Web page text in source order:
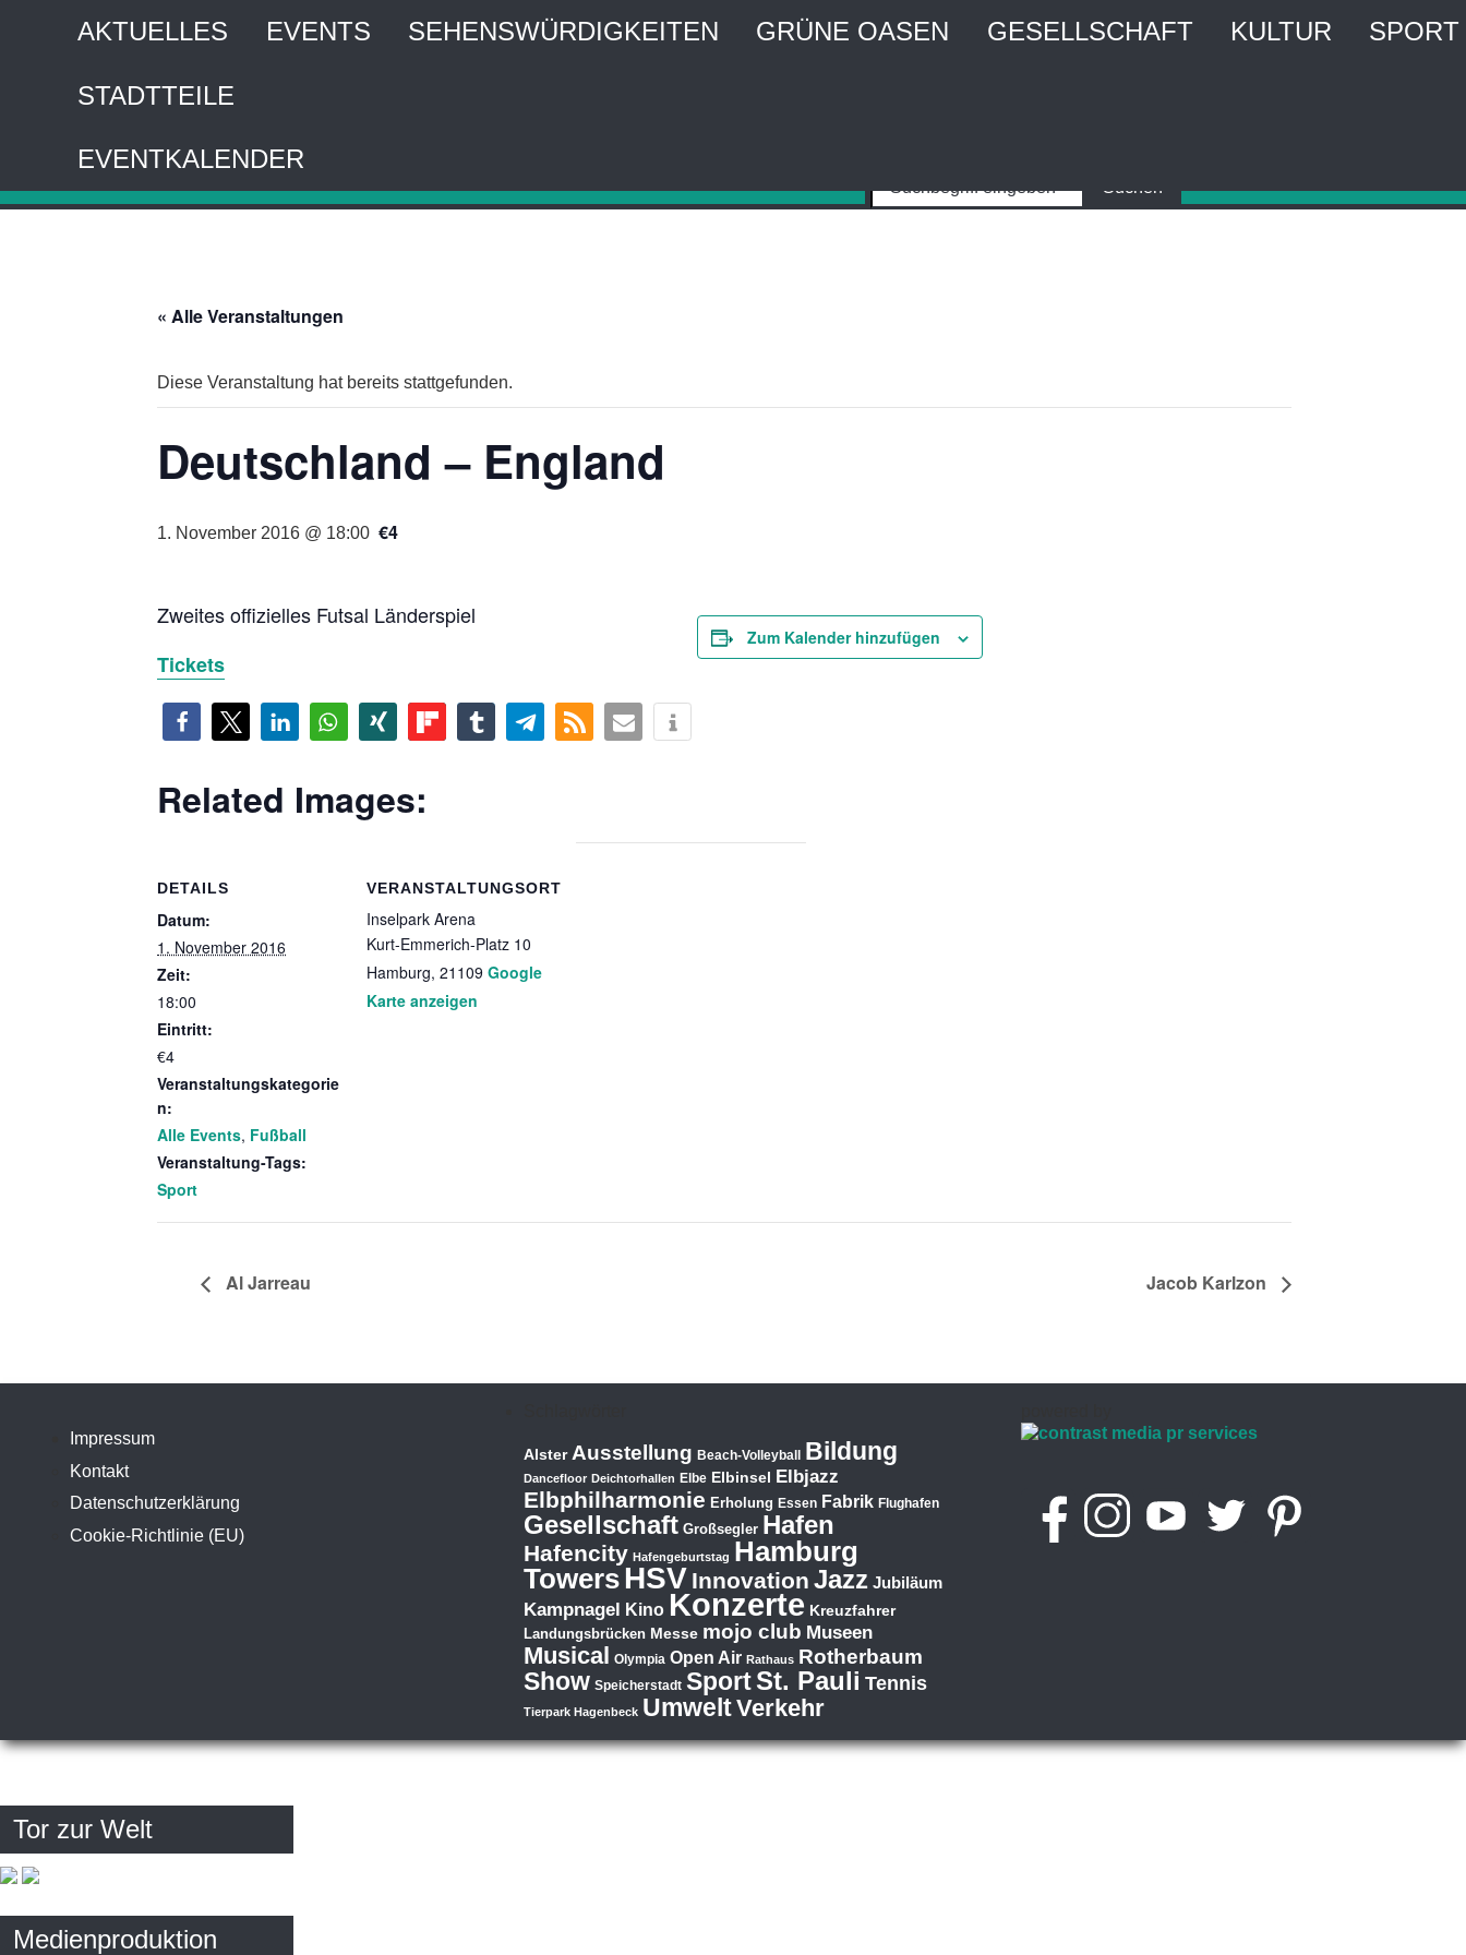
AKTUELLES EVENTS SEHENSWÜRDIGKEITEN GRÜNE OASEN GESELLSCHAFT KULTUR SPORT
STADTTEILE
EVENTKALENDER
« Alle Veranstaltungen
Diese Veranstaltung hat bereits stattgefunden.
Deutschland – England
1. November 2016 @ 18:00 €4
Zweites offizielles Futsal Länderspiel
Tickets
Related Images:
Zum Kalender hinzufügen
DETAILS
Datum:
1. November 2016
Zeit:
18:00
Eintritt:
€4
Veranstaltungskategorie
n:
Alle Events, Fußball
Veranstaltung-Tags:
Sport
VERANSTALTUNGSORT
Inselpark Arena
Kurt-Emmerich-Platz 10
Hamburg, 21109 Google
Karte anzeigen
Al Jarreau Jacob Karlzon
Tor zur Welt
Medienproduktion
Impressum
Kontakt
Datenschutzerklärung
Cookie-Richtlinie (EU)
Alster Ausstellung Beach-Volleyball Bildung
Dancefloor Deichtorhallen Elbe Elbinsel Elbjazz
Elbphilharmonie Erholung Essen Fabrik Flughafen
Gesellschaft Großsegler Hafen
Hafencity Hafengeburtstag Hamburg
TowersHSV Innovation Jazz Jubiläum
Kampnagel Kino Konzerte Kreuzfahrer
Landungsbrücken Messe mojo club Museen
Musical Olympia Open Air Rathaus Rotherbaum
Show Speicherstadt SportSt. Pauli Tennis
Tierpark Hagenbeck UmweltVerkehr